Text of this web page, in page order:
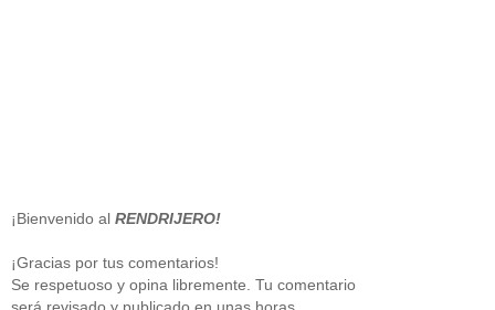
¡Bienvenido al RENDRIJERO!
¡Gracias por tus comentarios!
Se respetuoso y opina libremente. Tu comentario
será revisado y publicado en unas horas.